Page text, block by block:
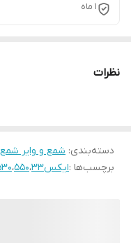
۱ ماه
نظرات
دسته‌بندی: شمع و وایر شمع
برچسب‌ها :ایکس33 ،550،